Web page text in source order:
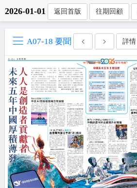
2026-01-01 返回首版 往期回顧
A07-18 要聞 詳情